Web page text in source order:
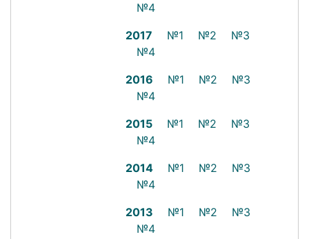
№4
2017
№1 №2
№3
№4
2016
№1 №2
№3
№4
2015
№1 №2
№3
№4
2014
№1 №2
№3
№4
2013
№1 №2
№3
№4